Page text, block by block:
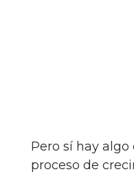
Pero sí hay algo
proceso de